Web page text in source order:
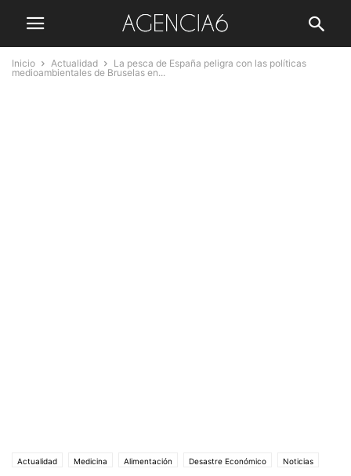
Inicio Actualidad
La pesca de España peligra con las políticas
medioambientales de Bruselas en...
Actualidad Medicina Alimentación Desastre Económico Noticias